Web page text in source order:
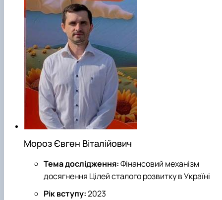
Мороз Євген Віталійович
Тема дослідження:Фінансовий механізм
досягнення Цілей сталого розвитку в Україні
Рік вступу:2023